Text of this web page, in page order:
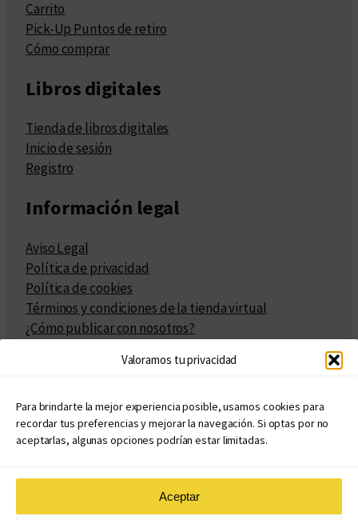
Valoramos tu privacidad
Para brindarte la mejor experiencia posible, usamos cookies para
recordar tus preferencias y mejorar la navegación. Si optas por no
aceptarlas, algunas opciones podrían estar limitadas.
Aceptar
Carrito
Pick-Up Puntos de retiro
Cómo comprar
Libros digitales
Tienda de libros digitales
Inicio de sesión
Registro
Información legal
Aviso Legal
Política de privacidad
Política de cookies
Términos y condiciones de la tienda virtual
¿Cómo publicar con nosotros?
Políticas de publicación
Políticas de coedición
Atribuciones